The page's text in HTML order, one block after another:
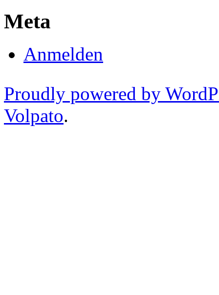
Meta
Anmelden
Proudly powered by
Volpato.